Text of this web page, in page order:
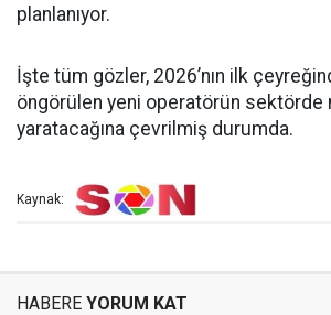
planlanıyor.
İşte tüm gözler, 2026’nın ilk
öngörülen yeni operatörün sektörde
yaratacağına çevrilmiş durumda.
Kaynak:
HABERE YORUM KAT